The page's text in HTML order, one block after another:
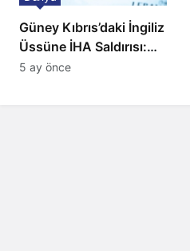
Güney Kıbrıs’daki İngiliz
Üssüne İHA Saldırısı:
Patlama, Sirenler ve
5 ay önce